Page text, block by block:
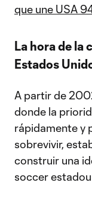
que une USA
La hora de la
Estados
A partir de
donde la
rápidamente y
sobrevivir,
construir una
soccer